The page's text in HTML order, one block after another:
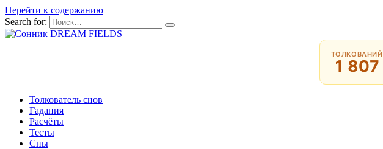
Перейти к содержанию
Search for:
ТОЛКОВАНИЙ
1 807
Толкователь снов
Гадания
Расчёты
Тесты
Сны